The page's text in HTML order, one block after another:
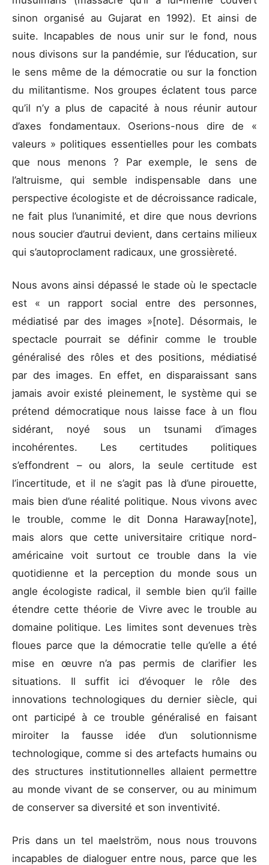
sinon organisé au Gujarat en 1992). Et ainsi de
suite. Incapables de nous unir sur le fond, nous
nous divisons sur la pandémie, sur l’éducation, sur
le sens même de la démocratie ou sur la fonction
du militantisme. Nos groupes éclatent tous parce
qu’il n’y a plus de capacité à nous réunir autour
d’axes fondamentaux. Oserions-nous dire de «
valeurs » politiques essentielles pour les combats
que nous menons ? Par exemple, le sens de
l’altruisme, qui semble indispensable dans une
perspective écologiste et de décroissance radicale,
ne fait plus l’unanimité, et dire que nous devrions
nous soucier d’autrui devient, dans certains milieux
qui s’autoproclament radicaux, une grossièreté.
Nous avons ainsi dépassé le stade où le spectacle
est « un rapport social entre des personnes,
médiatisé par des images »[note]. Désormais, le
spectacle pourrait se définir comme le trouble
généralisé des rôles et des positions, médiatisé
par des images. En effet, en disparaissant sans
jamais avoir existé pleinement, le système qui se
prétend démocratique nous laisse face à un flou
sidérant, noyé sous un tsunami d’images
incohérentes. Les certitudes politiques
s’effondrent – ou alors, la seule certitude est
l’incertitude, et il ne s’agit pas là d’une pirouette,
mais bien d’une réalité politique. Nous vivons avec
le trouble, comme le dit Donna Haraway[note],
mais alors que cette universitaire critique nord-
américaine voit surtout ce trouble dans la vie
quotidienne et la perception du monde sous un
angle écologiste radical, il semble bien qu’il faille
étendre cette théorie de Vivre avec le trouble au
domaine politique. Les limites sont devenues très
floues parce que la démocratie telle qu’elle a été
mise en œuvre n’a pas permis de clarifier les
situations. Il suffit ici d’évoquer le rôle des
innovations technologiques du dernier siècle, qui
ont participé à ce trouble généralisé en faisant
miroiter la fausse idée d’un solutionnisme
technologique, comme si des artefacts humains ou
des structures institutionnelles allaient permettre
au monde vivant de se conserver, ou au minimum
de conserver sa diversité et son inventivité.
Pris dans un tel maelström, nous nous trouvons
incapables de dialoguer entre nous, parce que les